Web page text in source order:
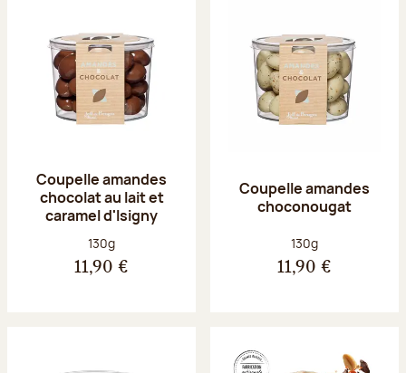
Coupelle amandes
chocolat au lait et
caramel d'Isigny
Poids net :
130g
11,90 €
Coupelle amandes
choconougat
Poids net :
130g
11,90 €